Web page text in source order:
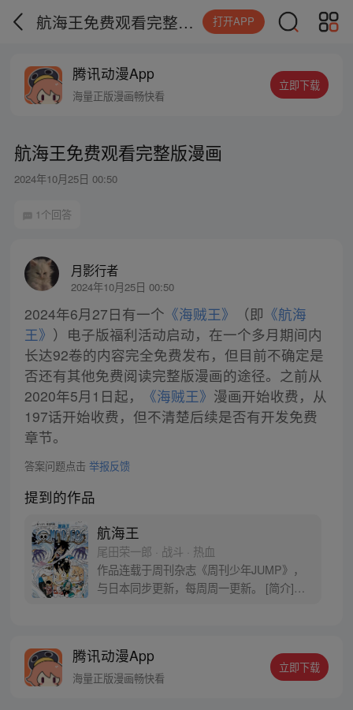
航海王免费观看完整版漫画 打开APP
腾讯动漫App
海量正版漫画畅快看
立即下载
航海王免费观看完整版漫画
2024年10月25日 00:50
1个回答
月影行者
2024年10月25日 00:50
2024年6月27日有一个 《海贼王》 （即 《航海
王》 ）电子版福利活动启动，在一个多月期间内
长达92卷的内容完全免费发布，但目前不确定是
否还有其他免费阅读完整版漫画的途径。之前从
2020年5月1日起，
《海贼王》 漫画开始收费，从
197话开始收费，但不清楚后续是否有开发免费
章节。
答案问题点击 举报反馈
提到的作品
航海王
尾田荣一郎 · 战斗 · 热血
作品连载于周刊杂志《周刊少年JUMP》，
与日本同步更新，每周周一更新。 [简介]有
十年后，路飞为实现与因救他而断臂的杰克
斯的约定而出海，开始了以成为海盗王为目
腾讯动漫App
海量正版漫画畅快看
立即下载